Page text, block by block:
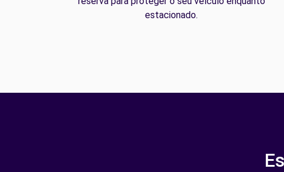
estacionado.